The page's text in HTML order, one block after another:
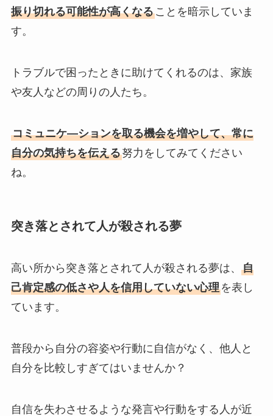
振り切れる可能性が高くなることを暗示していま
す。
トラブルで困ったときに助けてくれるのは、家族
や友人などの周りの人たち。
コミュニケ―ションを取る機会を増やして、常に
自分の気持ちを伝える努力をしてみてください
ね。
突き落とされて人が殺される夢
高い所から突き落とされて人が殺される夢は、 自
己肯定感の低さや人を信用していない心理を表し
ています。
普段から自分の容姿や行動に自信がなく、他人と
自分を比較しすぎてはいませんか？
自信を失わさせるような発言や行動をする人が近